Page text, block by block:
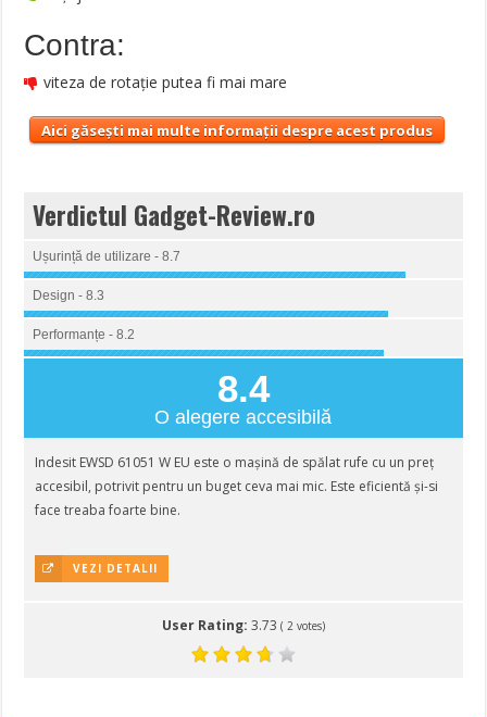
Contra:
viteza de rotație putea fi mai mare
Aici găsești mai multe informații despre acest produs
Verdictul Gadget-Review.ro
Ușurință de utilizare - 8.7
Design - 8.3
Performanțe - 8.2
8.4
O alegere accesibilă
Indesit EWSD 61051 W EU este o mașină de spălat rufe cu un preț
accesibil, potrivit pentru un buget ceva mai mic. Este eficientă și-si
face treaba foarte bine.
VEZI DETALII
User Rating: 3.73 ( 2votes)